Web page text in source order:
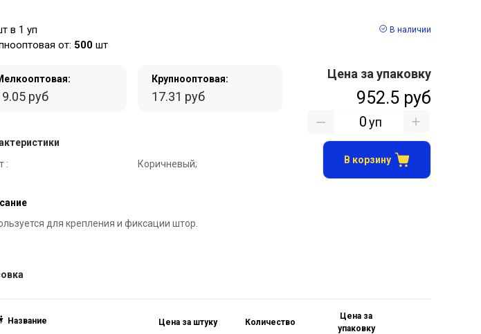
в 1 уп
от: 500 шт
В наличии
руб
Крупнооптовая:
17.31 руб
:
Коричневый;
для крепления и фиксации штор.
Цена за упаковку
952.5 руб
уп
В корзину
Название Цена за штуку Количество
Цена за
упаковку